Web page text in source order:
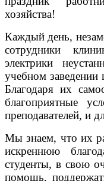
хозяйства!
Каждый день,
сотрудники
электрики
учебном
Благодаря их
благоприятные
преподавателей, и
Мы знаем, что их
искреннюю
студенты, в свою
помощь,